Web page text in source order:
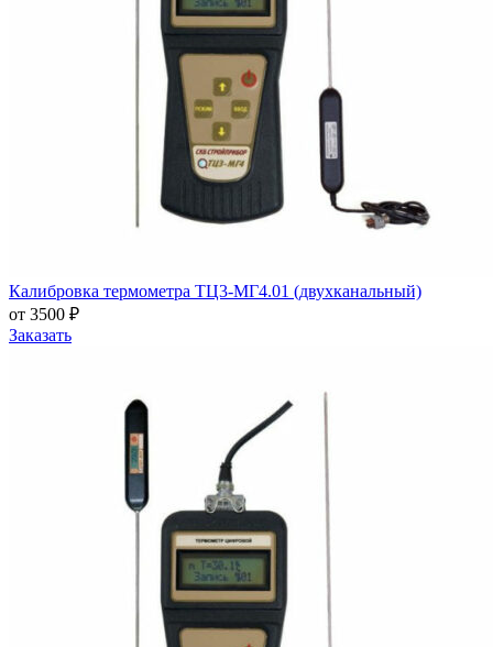
Калибровка термометра ТЦ3-МГ4.01 (двухканальный)
от 3500 ₽
Заказать